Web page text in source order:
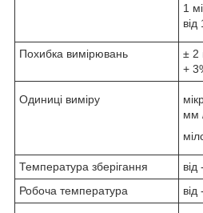
1
Похибка вимірювань
± 2
+
Одиниці виміру
мм
Температура зберігання
Робоча температура